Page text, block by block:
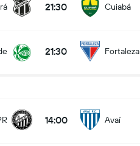
21:30 Cuiabá
21:30 Fortaleza
14:00 Avaí